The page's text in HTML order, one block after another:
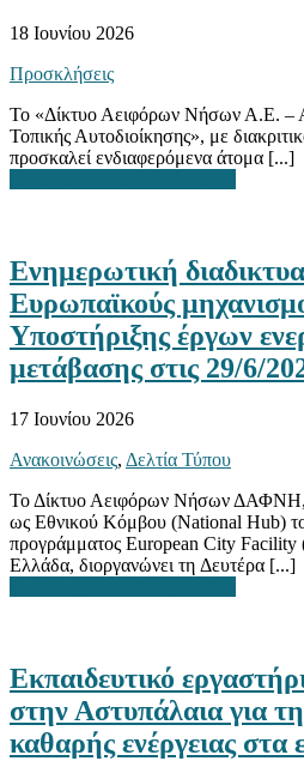
18 Ιουνίου 2026
Προσκλήσεις
Το «Δίκτυο Αειφόρων Νήσων Α.Ε. –
Τοπικής Αυτοδιοίκησης», με
προσκαλεί ενδιαφερόμενα άτομα [...]
Ενημερωτική
Ευρωπαϊκούς
Υποστήριξης έργων
μετάβασης στις 29/6/
17 Ιουνίου 2026
Ανακοινώσεις, Δελτία Τύπου
Το Δίκτυο Αειφόρων Νήσων ΔΑΦΝΗ,
ως Εθνικού Κόμβου (National Hub)
προγράμματος European City Facility
Ελλάδα, διοργανώνει τη Δευτέρα [...]
Εκπαιδευτικό
στην Αστυπάλαια για
καθαρής ενέργειας στα